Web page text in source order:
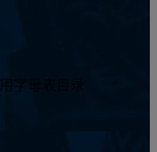
字母表目录